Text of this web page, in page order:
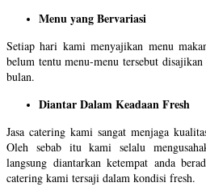
Menu yang Bervariasi
Setiap hari kami menyajikan menu
belum tentu menu-menu tersebut
bulan.
Diantar Dalam Keadaan Fresh
Jasa catering kami sangat menjaga
Oleh sebab itu kami selalu
langsung diantarkan ketempat anda
catering kami tersaji dalam kondisi fresh.